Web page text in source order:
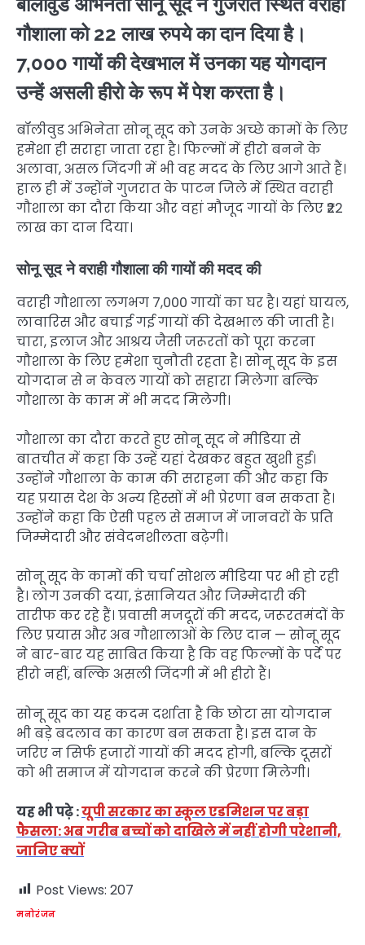
गौशाला को 22 लाख रुपये का दान दिया है।
7,000 गायों की देखभाल में उनका यह योगदान
उन्हें असली हीरो के रूप में पेश करता है।
बॉलीवुड अभिनेता सोनू सूद को उनके अच्छे कामों के लिए
हमेशा ही सराहा जाता रहा है। फिल्मों में हीरो बनने के
अलावा, असल जिंदगी में भी वह मदद के लिए आगे आते हैं।
हाल ही में उन्होंने गुजरात के पाटन जिले में स्थित वराही
गौशाला का दौरा किया और वहां मौजूद गायों के लिए ₹22
लाख का दान दिया।
सोनू सूद ने वराही गौशाला की गायों की मदद की
वराही गौशाला लगभग 7,000 गायों का घर है। यहां घायल,
लावारिस और बचाई गई गायों की देखभाल की जाती है।
चारा, इलाज और आश्रय जैसी जरूरतों को पूरा करना
गौशाला के लिए हमेशा चुनौती रहता है। सोनू सूद के इस
योगदान से न केवल गायों को सहारा मिलेगा बल्कि
गौशाला के काम में भी मदद मिलेगी।
गौशाला का दौरा करते हुए सोनू सूद ने मीडिया से
बातचीत में कहा कि उन्हें यहां देखकर बहुत खुशी हुई।
उन्होंने गौशाला के काम की सराहना की और कहा कि
यह प्रयास देश के अन्य हिस्सों में भी प्रेरणा बन सकता है।
उन्होंने कहा कि ऐसी पहल से समाज में जानवरों के प्रति
जिम्मेदारी और संवेदनशीलता बढ़ेगी।
सोनू सूद के कामों की चर्चा सोशल मीडिया पर भी हो रही
है। लोग उनकी दया, इंसानियत और जिम्मेदारी की
तारीफ कर रहे हैं। प्रवासी मजदूरों की मदद, जरूरतमंदों के
लिए प्रयास और अब गौशालाओं के लिए दान — सोनू सूद
ने बार-बार यह साबित किया है कि वह फिल्मों के पर्दे पर
हीरो नहीं, बल्कि असली जिंदगी में भी हीरो हैं।
सोनू सूद का यह कदम दर्शाता है कि छोटा सा योगदान
भी बड़े बदलाव का कारण बन सकता है। इस दान के
जरिए न सिर्फ हजारों गायों की मदद होगी, बल्कि दूसरों
को भी समाज में योगदान करने की प्रेरणा मिलेगी।
यह भी पढ़े :यूपी सरकार का स्कूल एडमिशन पर बड़ा
फैसला: अब गरीब बच्चों को दाखिले में नहीं होगी परेशानी,
जानिए क्यों
Post Views: 207
मनोरंजन